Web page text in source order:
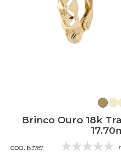
Brinco Ouro 18k
COD. B3787